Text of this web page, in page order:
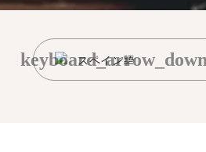
スペイン語
keyboard_arrow_down